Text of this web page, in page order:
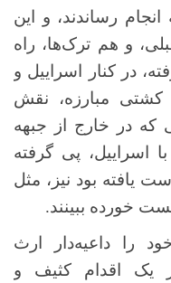
انجام رساندند، و این
و هم ترک‌ها، راه
در کنار اسراییل و
کشتی مبارزه، نقش
که در خارج از جبهه
اسراییل، پی گرفته
یافته بود نیز، مثل
خورده ببینند.
را داعیه‌دار ارث
یک اقدام کثیف و